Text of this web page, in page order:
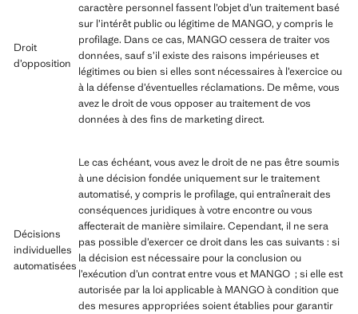
Droit
d’opposition
caractère personnel fassent l’objet d’un traitement basé
sur l’intérêt public ou légitime de MANGO, y compris le
profilage. Dans ce cas, MANGO cessera de traiter vos
données, sauf s’il existe des raisons impérieuses et
légitimes ou bien si elles sont nécessaires à l’exercice ou
à la défense d’éventuelles réclamations. De même, vous
avez le droit de vous opposer au traitement de vos
données à des fins de marketing direct.
Décisions
individuelles
automatisées
Le cas échéant, vous avez le droit de ne pas être soumis
à une décision fondée uniquement sur le traitement
automatisé, y compris le profilage, qui entraînerait des
conséquences juridiques à votre encontre ou vous
affecterait de manière similaire. Cependant, il ne sera
pas possible d’exercer ce droit dans les cas suivants : si
la décision est nécessaire pour la conclusion ou
l’exécution d’un contrat entre vous et MANGO ; si elle est
autorisée par la loi applicable à MANGO à condition que
des mesures appropriées soient établies pour garantir